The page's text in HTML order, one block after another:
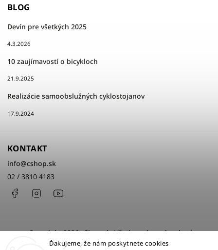
Ďakujeme, že nám poskytnete cookies
BLOG
Devín pre všetkých 2025
4.3.2026
10 zaujímavostí o bicykloch
21.9.2025
Realizácie samoobslužných cyklostojanov
17.9.2024
KONTAKT
info@cshop.sk
02 / 3810 4183
FacebookInstagram
Copyright 2026cShop.sk. Všetky práva vyhradené.